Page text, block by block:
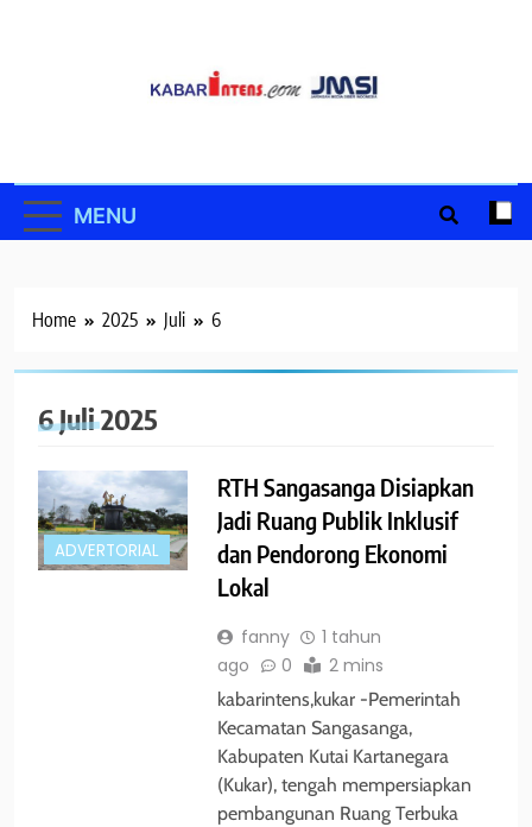
MENU
Home 2025 Juli 6
6 Juli 2025
ADVERTORIAL
RTH Sangasanga Disiapkan
Jadi Ruang Publik Inklusif
dan Pendorong Ekonomi
Lokal
fanny
1 tahun
ago
0 2 mins
kabarintens,kukar -Pemerintah
Kecamatan Sangasanga,
Kabupaten Kutai Kartanegara
(Kukar), tengah mempersiapkan
pembangunan Ruang Terbuka